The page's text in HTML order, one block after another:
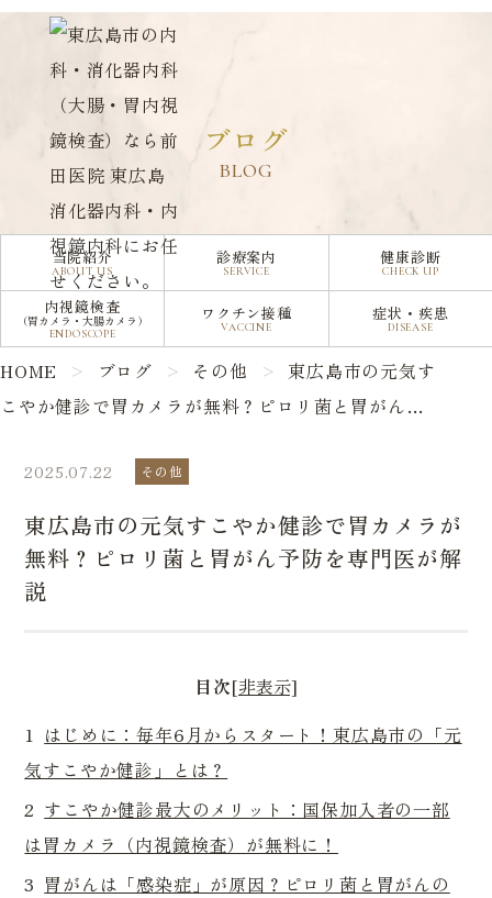
東広島市の元気すこやか健診で胃カメラが無料？ピロリ菌と胃がん予防を専門医が解説
当院紹介
ABOUT US
診療案内
SERVICE
健康診断
CHECK UP
内視鏡検査
（胃カメラ・大腸カメラ）
ENDOSCOPE
ワクチン接種
VACCINE
症状・疾患
DISEASE
ブログ
BLOG
HOME ブログ その他
東広島市の元気す
こやか健診で胃カメラが無料？ピロリ菌と胃がん予防
2025.07.22 その他
東広島市の元気すこやか健診で胃カメラが
無料？ピロリ菌と胃がん予防を専門医が解
説
目次[非表示]
1 はじめに：毎年6月からスタート！東広島市の「元
気すこやか健診」とは？
2 すこやか健診最大のメリット：国保加入者の一部
は胃カメラ（内視鏡検査）が無料に！
3 胃がんは「感染症」が原因？ピロリ菌と胃がんの